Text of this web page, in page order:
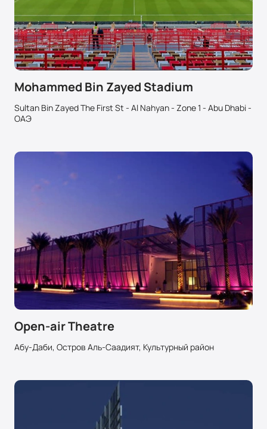
Mohammed Bin Zayed Stadium
Sultan Bin Zayed The First St - Al Nahyan - Zone 1 - Abu Dhabi -
ОАЭ
Open-air Theatre
Абу-Даби, Остров Аль-Саадият, Культурный район